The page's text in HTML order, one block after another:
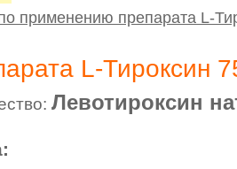
применению препарата L-
L-Тироксин
Левотироксин